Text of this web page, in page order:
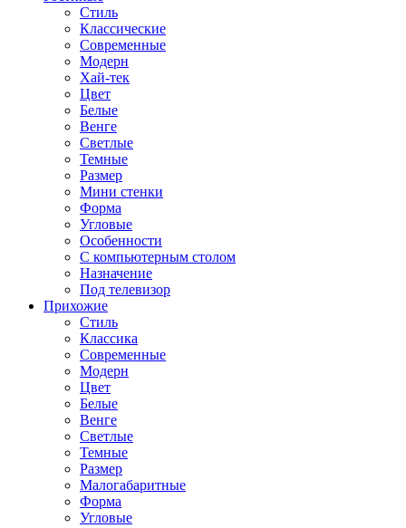
Стиль
Классические
Современные
Модерн
Хай-тек
Цвет
Белые
Венге
Светлые
Темные
Размер
Мини стенки
Форма
Угловые
Особенности
С компьютерным столом
Назначение
Под телевизор
Прихожие
Стиль
Классика
Современные
Модерн
Цвет
Белые
Венге
Светлые
Темные
Размер
Малогабаритные
Форма
Угловые